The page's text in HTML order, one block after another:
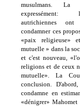
musulmans.
autrichiennes
condamner ces
«paix religieuse»
mutuelle » dans la
et c'est nouveau,
religions et de ceux
mutuelle».La
conclusion.
condamne en
«dénigrer»